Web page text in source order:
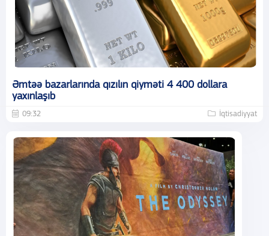
Əmtəə bazarlarında qızılın qiyməti 4 400 dollara
yaxınlaşıb
09:32 İqtisadiyyat